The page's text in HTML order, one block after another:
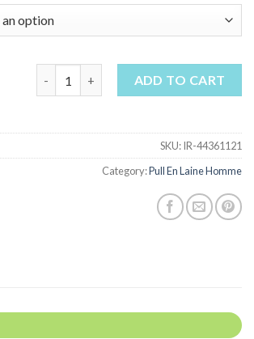
ADD TO CART
SKU:IR-44361121
Category:Pull En Laine Homme